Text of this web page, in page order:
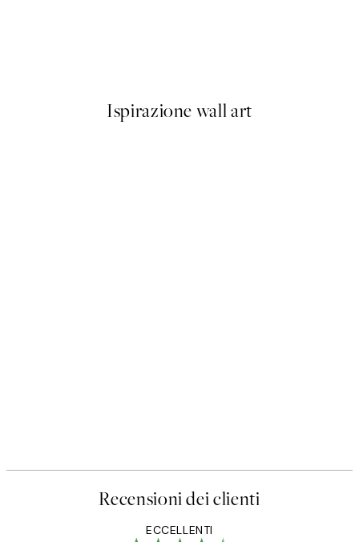
Ispirazione wall art
Recensioni dei clienti
ECCELLENTI